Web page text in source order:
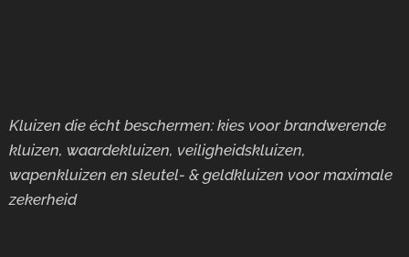
Kluizen die écht beschermen: kies voor brandwerende
kluizen, waardekluizen, veiligheidskluizen,
wapenkluizen en sleutel- & geldkluizen voor maximale
zekerheid